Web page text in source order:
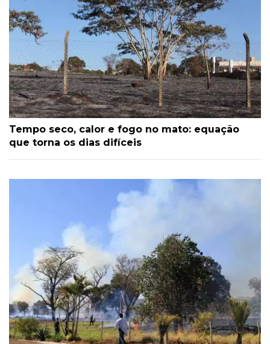
Tempo seco, calor e fogo no mato: equação
que torna os dias difíceis